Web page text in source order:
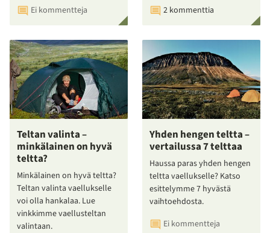
Ei kommentteja
2 kommenttia
Teltan valinta –
minkälainen on hyvä
teltta?
Minkälainen on hyvä teltta?
Teltan valinta vaellukselle
voi olla hankalaa. Lue
vinkkimme vaellusteltan
valintaan.
Yhden hengen teltta –
vertailussa 7 telttaa
Haussa paras yhden hengen
teltta vaellukselle? Katso
esittelymme 7 hyvästä
vaihtoehdosta.
Ei kommentteja